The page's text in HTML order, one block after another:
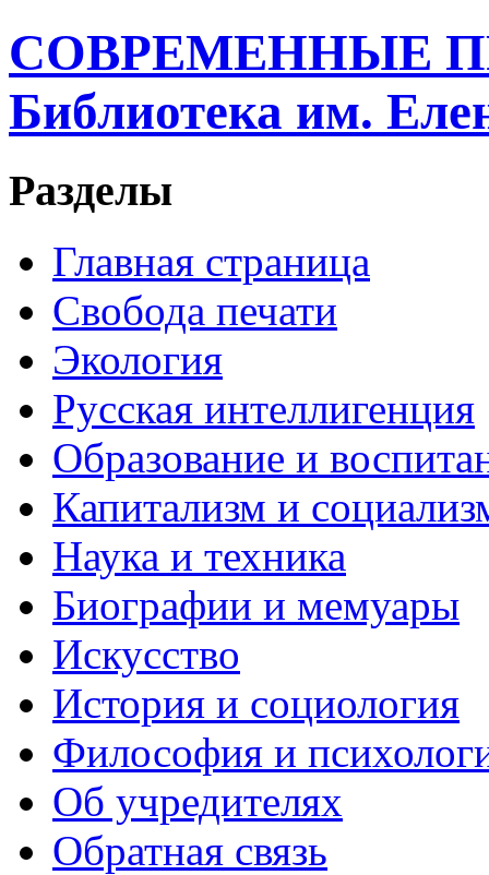
СОВРЕМЕННЫЕ
Библиотека им.
Разделы
Главная страница
Свобода печати
Экология
Русская интеллигенция
Образование и
Капитализм и
Наука и техника
Биографии и мемуары
Искусство
История и социология
Философия и
Об учредителях
Обратная связь